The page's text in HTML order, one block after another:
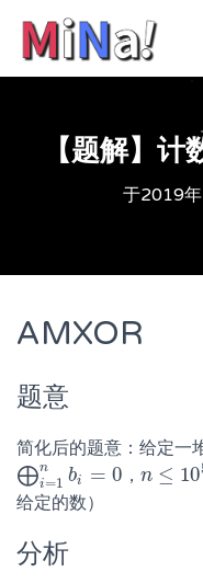
【题解】
于2019
AMXOR
题意
简化后的题意：给定一
⨁n
i=1 bi = 0
⨁i=1 nb =0 ， n ≤ 10
n≤105,
给定的数）
分析